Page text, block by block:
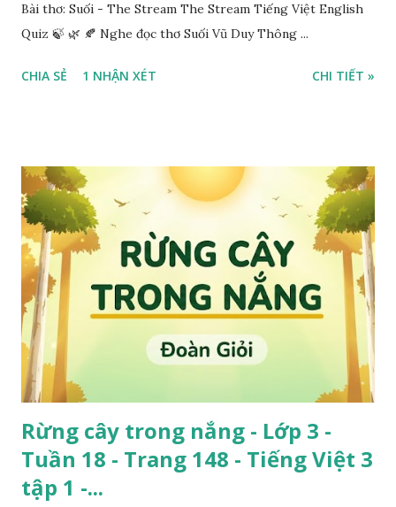
Bài thơ: Suối - The Stream The Stream Tiếng Việt English
Quiz 🍃 🌿 🍂 Nghe đọc thơ Suối Vũ Duy Thông ...
CHIA SẺ 1 NHẬN XÉT CHI TIẾT »
Rừng cây trong nắng - Lớp 3 -
Tuần 18 - Trang 148 - Tiếng Việt 3
tập 1 -...